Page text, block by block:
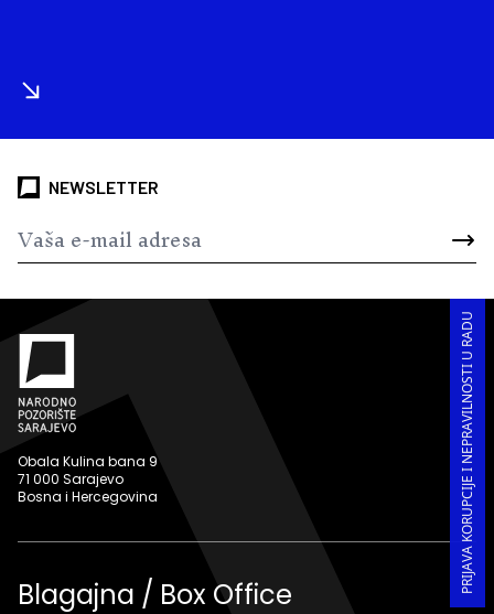
NEWSLETTER
PRIJAVA KORUPCIJE I NEPRAVILNOSTI U RADU
Obala Kulina bana 9
71 000 Sarajevo
Bosna i Hercegovina
Blagajna / Box Office